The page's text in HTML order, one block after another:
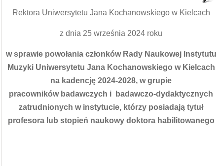
Rektora Uniwersytetu Jana Kochanowskiego w Kielcach
z dnia 25 września 2024 roku
w sprawie powołania członków Rady Naukowej Instytutu
Muzyki Uniwersytetu Jana Kochanowskiego w Kielcach
na kadencję 2024-2028, w grupie
pracowników badawczych i badawczo-dydaktycznych
zatrudnionych w instytucie, którzy posiadają tytuł
profesora lub stopień naukowy doktora habilitowanego